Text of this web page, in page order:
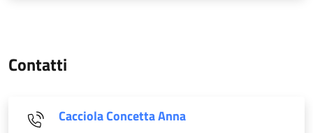
Contatti
Cacciola Concetta Anna